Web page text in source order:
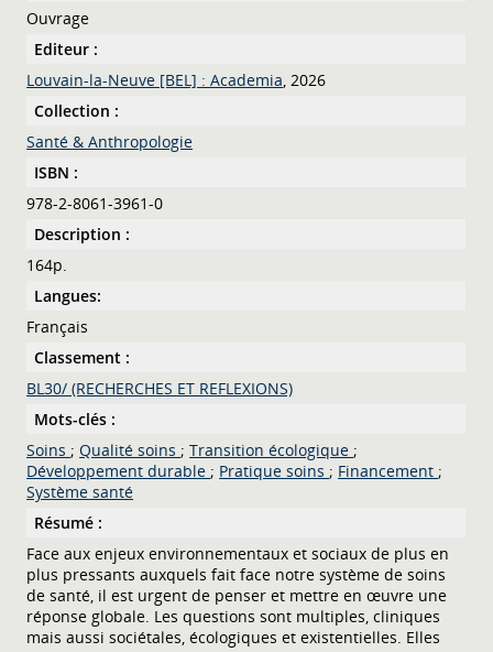
Ouvrage
Editeur :
Louvain-la-Neuve [BEL] : Academia, 2026
Collection :
Santé & Anthropologie
ISBN :
978-2-8061-3961-0
Description :
164p.
Langues:
Français
Classement :
BL30/ (RECHERCHES ET REFLEXIONS)
Mots-clés :
Soins ; Qualité soins ; Transition écologique ;
Développement durable ; Pratique soins ; Financement ;
Système santé
Résumé :
Face aux enjeux environnementaux et sociaux de plus en
plus pressants auxquels fait face notre système de soins
de santé, il est urgent de penser et mettre en œuvre une
réponse globale. Les questions sont multiples, cliniques
mais aussi sociétales, écologiques et existentielles. Elles